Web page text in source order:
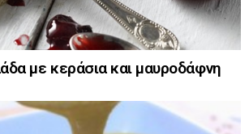
με κεράσια και μαυροδάφνη